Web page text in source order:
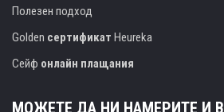
Полезен подход
Golden сертификат Heureka
Сейф онлайн плащания
МОЖЕТЕ ДА НИ НАМЕРИТЕ И В